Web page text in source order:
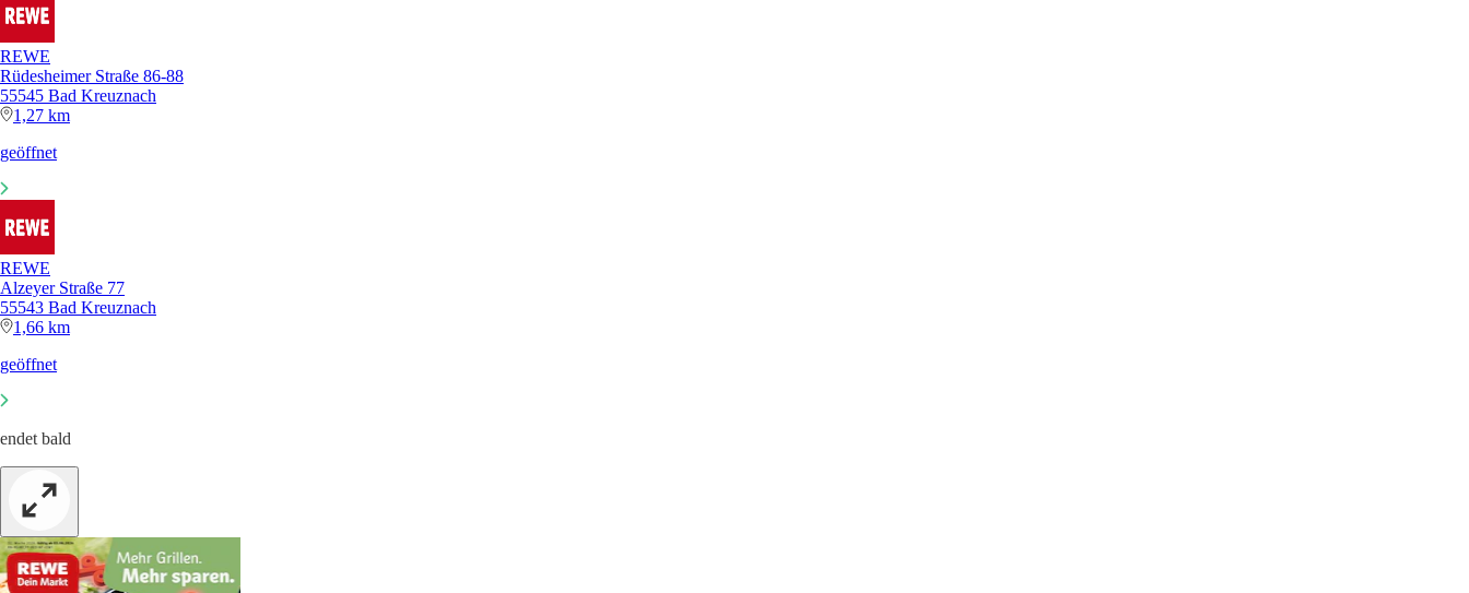
REWE
Rüdesheimer Straße 86-88
55545 Bad Kreuznach
1,27 km
geöffnet
REWE
Alzeyer Straße 77
55543 Bad Kreuznach
1,66 km
geöffnet
endet bald